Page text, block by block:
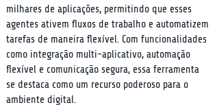
milhares de aplicações, permitindo que esses
agentes ativem fluxos de trabalho e automatizem
tarefas de maneira flexível. Com funcionalidades
como integração multi-aplicativo, automação
flexível e comunicação segura, essa ferramenta
se destaca como um recurso poderoso para o
ambiente digital.